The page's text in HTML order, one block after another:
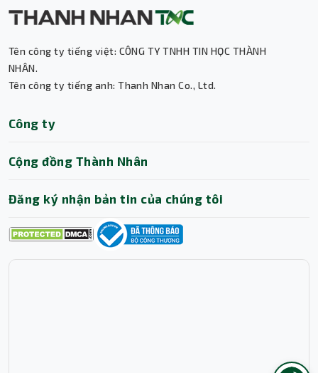
Tên công ty tiếng việt: CÔNG TY TNHH TIN HỌC THÀNH
NHÂN.
Tên công ty tiếng anh: Thanh Nhan Co., Ltd.
Công ty
Cộng đồng Thành Nhân
Đăng ký nhận bản tin của chúng tôi
Trợ lý AI • Phản hồi tức thì